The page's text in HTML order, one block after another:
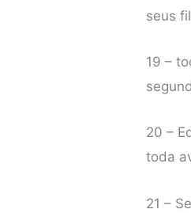
seus
19 –
20 –
toda
21 –